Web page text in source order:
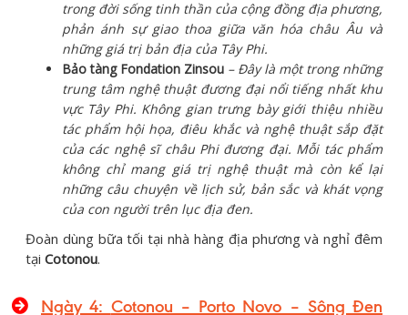
trong đời sống tinh thần của cộng đồng địa phương,
phản ánh sự giao thoa giữa văn hóa châu Âu và
những giá trị bản địa của Tây Phi.
Bảo tàng Fondation Zinsou – Đây là một trong những
trung tâm nghệ thuật đương đại nổi tiếng nhất khu
vực Tây Phi. Không gian trưng bày giới thiệu nhiều
tác phẩm hội họa, điêu khắc và nghệ thuật sắp đặt
của các nghệ sĩ châu Phi đương đại. Mỗi tác phẩm
không chỉ mang giá trị nghệ thuật mà còn kể lại
những câu chuyện về lịch sử, bản sắc và khát vọng
của con người trên lục địa đen.
Đoàn dùng bữa tối tại nhà hàng địa phương và nghỉ đêm
tại Cotonou.
Ngày 4: Cotonou – Porto Novo – Sông Đen